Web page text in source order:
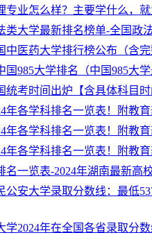
专业怎么样？主要学什么，就
类大学最新排名榜单-全国政
中医药大学排行榜公布（含完
国985大学排名（中国985大学
统考时间出炉【含具体科目时
年各学科排名一览表！附教育
年各学科排名一览表！附教
年各学科排名一览表！附教
名一览表-2024年湖南最新高
公安大学录取分数线：最低
学2024年在全国各省录取分